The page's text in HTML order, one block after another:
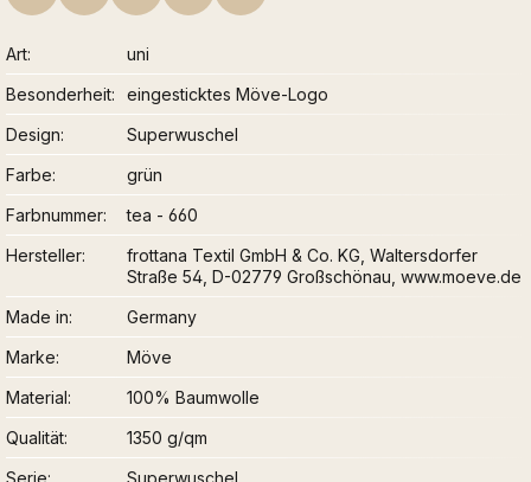
Art
uni
Besonderheit
eingesticktes Möve-Logo
Design
Superwuschel
Farbe
grün
Farbnummer
tea - 660
Hersteller
frottana Textil GmbH & Co. KG, Waltersdorfer
Straße 54, D-02779 Großschönau, www.moeve.de
Made in
Germany
Marke
Möve
Material
100% Baumwolle
Qualität
1350 g/qm